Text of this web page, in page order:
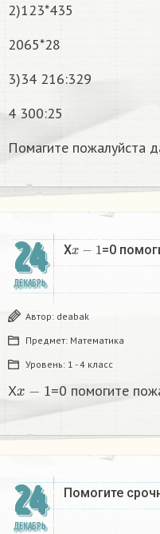
2)123*435
2065*28
3)34 216:329
4 300:25
Помагите пожалуйста
24
ДЕКАБРЬ
Xx−1 =0
Автор: deabak
Предмет: Математика
Уровень: 1 - 4 класс
X =0 помогите
24
ДЕКАБРЬ
Помогите